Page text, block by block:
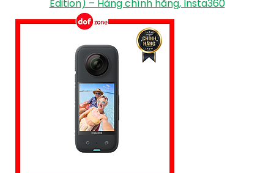
Edition) – Hàng chính hãng, Insta360